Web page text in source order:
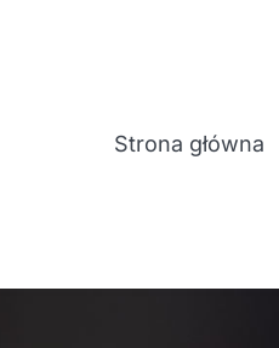
Strona główna